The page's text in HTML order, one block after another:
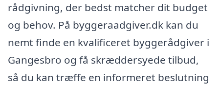
rådgivning, der bedst matcher dit budget
og behov. På byggeraadgiver.dk kan du
nemt finde en kvalificeret byggerådgiver i
Gangesbro og få skræddersyede tilbud,
så du kan træffe en informeret beslutning